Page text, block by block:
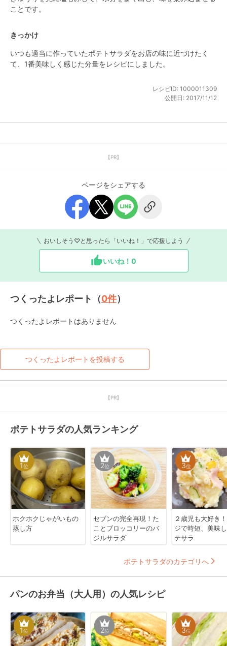
ことです。
きっかけ
いつも適当に作っていたポテトサラダをお店の味に近づけたく
て、1番美味しく感じた分量をレシピにしました。
レシピID: 1000011309
公開日: 2017/11/12
【PR】
ページをシェアする
おいしそう♡と思ったら「いいね！」で応援しよう
いいね！ 0
つくったよレポート（0件）
つくったよレポートはありません
つくったよレポートを投稿する
【PR】
ポテトサラダの人気ランキング
1位
ホクホクじゃがいもの
蒸し方
2位
セブンの完全再現！た
ことブロッコリーのバ
ジルサラダ
3位
２歳児も大好き
ジで時短、美味
テサラ
ポテトサラダのカテゴリへ
パンのお弁当（大人用）の人気レシピ
1位 2位 3位